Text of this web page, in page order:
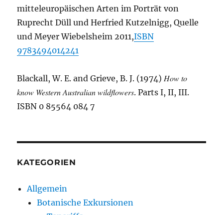
mitteleuropäischen Arten im Porträt von
Ruprecht Düll und Herfried Kutzelnigg, Quelle
und Meyer Wiebelsheim 2011,ISBN
9783494014241
Blackall, W. E. and Grieve, B. J. (1974) How to
know Western Australian wildflowers. Parts I, II, III.
ISBN 0 85564 084 7
KATEGORIEN
Allgemein
Botanische Exkursionen